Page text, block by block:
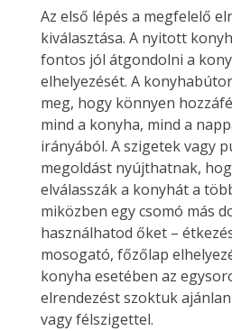
Az első lépés a megfelelő
kiválasztása. A nyitott
fontos jól átgondolni a
elhelyezését. A
meg, hogy könnyen
mind a konyha, mind a
irányából. A szigetek vagy
megoldást nyújthatnak,
elválasszák a konyhát a
miközben egy csomó más
használhatod őket –
mosogató, főzőlap
konyha esetében az
elrendezést szoktuk
vagy félszigettel.